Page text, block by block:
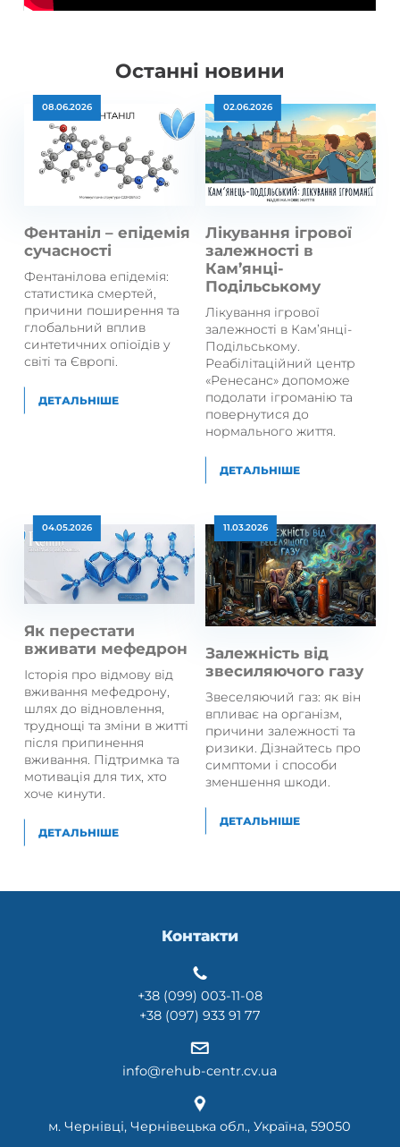
Останні новини
Фентаніл – епідемія
сучасності
08.06.2026
Фентанілова епідемія:
статистика смертей,
причини поширення та
глобальний вплив
синтетичних опіоїдів у
світі та Європі.
ДЕТАЛЬНІШЕ
Лікування ігрової
залежності в
Кам’янці-
Подільському
02.06.2026
Лікування ігрової
залежності в Кам’янці-
Подільському.
Реабілітаційний центр
«Ренесанс» допоможе
подолати ігроманію та
повернутися до
нормального життя.
ДЕТАЛЬНІШЕ
Як перестати
вживати мефедрон
04.05.2026
Історія про відмову від
вживання мефедрону,
шлях до відновлення,
труднощі та зміни в житті
після припинення
вживання. Підтримка та
мотивація для тих, хто
хоче кинути.
ДЕТАЛЬНІШЕ
Залежність від
звесиляючого газу
11.03.2026
Звеселяючий газ: як він
впливає на організм,
причини залежності та
ризики. Дізнайтесь про
симптоми і способи
зменшення шкоди.
ДЕТАЛЬНІШЕ
Контакти
+38 (099) 003-11-08
+38 (097) 933 91 77
info@rehub-centr.cv.ua
м. Чернівці, Чернівецька обл., Україна, 59050